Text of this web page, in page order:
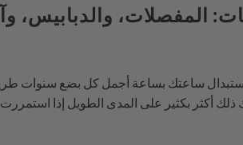
المفصلات، والدبابيس،
أكثر بكثير على المدى الطويل إذا